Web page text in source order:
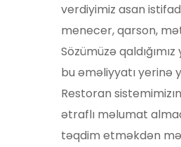
verdiyimiz asan
menecer, qarson,
Sözümüzə
bu əməliyyatı yerinə
Restoran
ətraflı məlumat
təqdim etməkdən